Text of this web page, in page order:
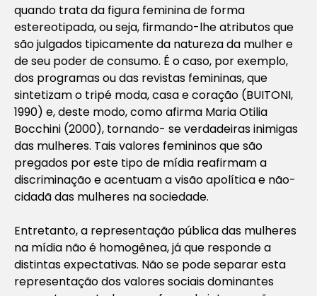
quando trata da figura feminina de forma
estereotipada, ou seja, firmando-lhe atributos que
são julgados tipicamente da natureza da mulher e
de seu poder de consumo. É o caso, por exemplo,
dos programas ou das revistas femininas, que
sintetizam o tripé moda, casa e coração (BUITONI,
1990) e, deste modo, como afirma Maria Otilia
Bocchini (2000), tornando- se verdadeiras inimigas
das mulheres. Tais valores femininos que são
pregados por este tipo de mídia reafirmam a
discriminação e acentuam a visão apolítica e não-
cidadã das mulheres na sociedade.
Entretanto, a representação pública das mulheres
na mídia não é homogênea, já que responde a
distintas expectativas. Não se pode separar esta
representação dos valores sociais dominantes